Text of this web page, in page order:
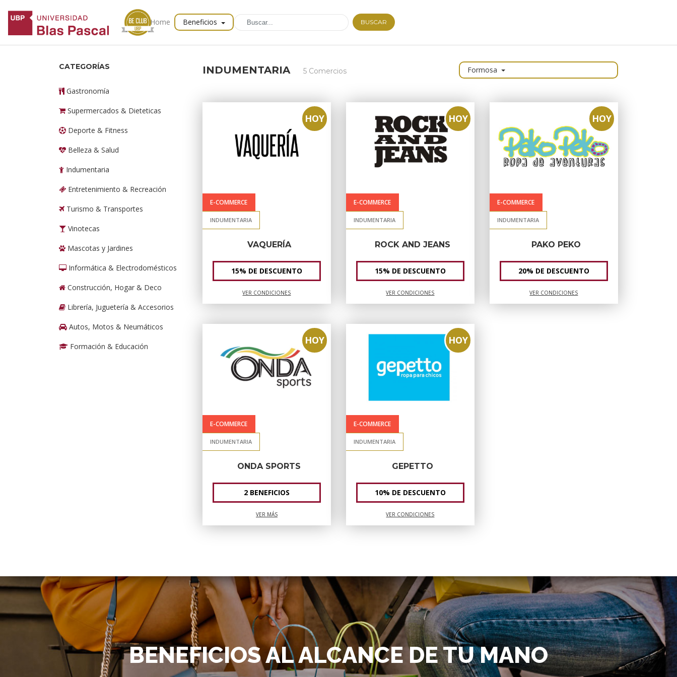
Home Beneficios BUSCAR
CATEGORÍAS
Gastronomía
Supermercados & Dieteticas
Deporte & Fitness
Belleza & Salud
Indumentaria
Entretenimiento & Recreación
Turismo & Transportes
Vinotecas
Mascotas y Jardines
Informática & Electrodomésticos
Construcción, Hogar & Deco
Librería, Juguetería & Accesorios
Autos, Motos & Neumáticos
Formación & Educación
INDUMENTARIA 5 Comercios Formosa
HOY
E-COMMERCE
INDUMENTARIA
VAQUERÍA
15% DE DESCUENTO
VER CONDICIONES
HOY
E-COMMERCE
INDUMENTARIA
ROCK AND JEANS
15% DE DESCUENTO
VER CONDICIONES
HOY
E-COMMERCE
INDUMENTARIA
PAKO PEKO
20% DE DESCUENTO
VER CONDICIONES
HOY
E-COMMERCE
INDUMENTARIA
ONDA SPORTS
2 BENEFICIOS
VER MÁS
HOY
E-COMMERCE
INDUMENTARIA
GEPETTO
10% DE DESCUENTO
VER CONDICIONES
BENEFICIOS AL ALCANCE DE TU MANO